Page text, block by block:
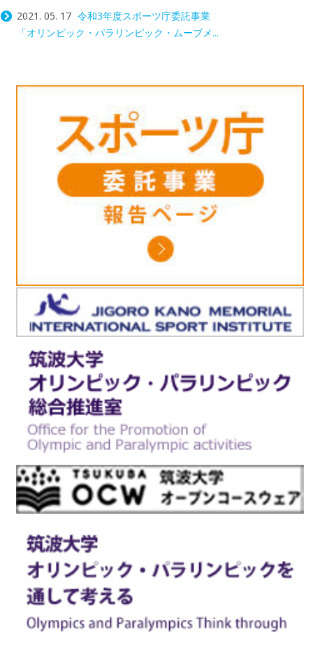
2021. 05. 17 令和3年度スポーツ庁委託事業
「オリンピック・パラリンピック・ムーブメ...